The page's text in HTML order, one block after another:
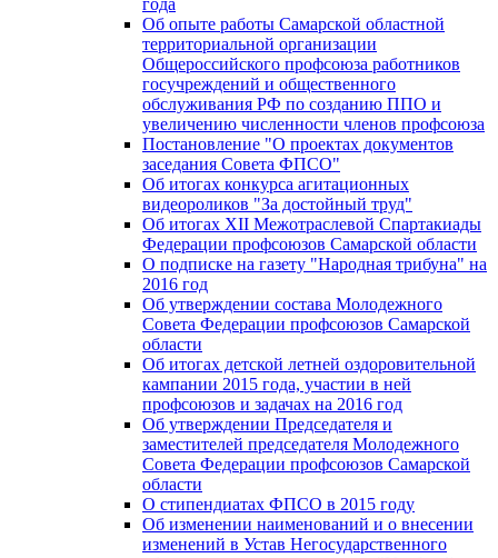
Об опыте работы Самарской областной
территориальной организации
Общероссийского профсоюза работников
госучреждений и общественного
обслуживания РФ по созданию ППО и
увеличению численности членов профсоюза
Постановление "О проектах документов
заседания Совета ФПСО"
Об итогах конкурса агитационных
видеороликов "За достойный труд"
Об итогах XII Межотраслевой Спартакиады
Федерации профсоюзов Самарской области
О подписке на газету "Народная трибуна" на
2016 год
Об утверждении состава Молодежного
Совета Федерации профсоюзов Самарской
области
Об итогах детской летней оздоровительной
кампании 2015 года, участии в ней
профсоюзов и задачах на 2016 год
Об утверждении Председателя и
заместителей председателя Молодежного
Совета Федерации профсоюзов Самарской
области
О стипендиатах ФПСО в 2015 году
Об изменении наименований и о внесении
изменений в Устав Негосударственного